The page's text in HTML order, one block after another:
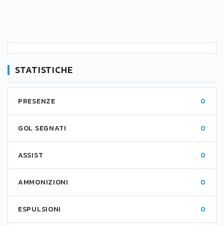
STATISTICHE
PRESENZE 0
GOL SEGNATI 0
ASSIST 0
AMMONIZIONI 0
ESPULSIONI 0